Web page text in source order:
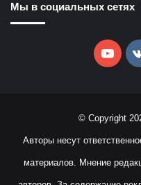
Мы в социальных сетях
© Copyright
Авторы несут
материалов. Мнение